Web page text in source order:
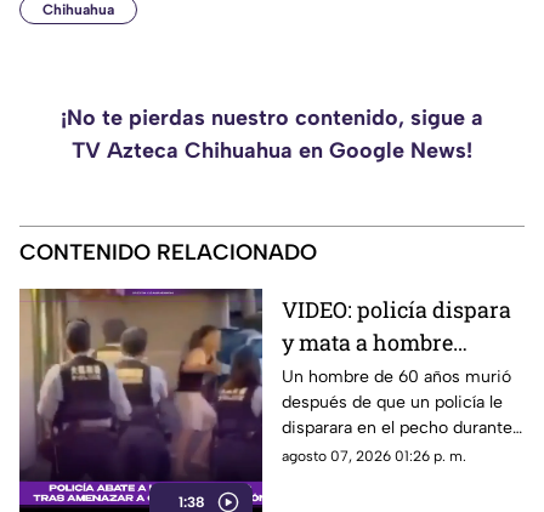
Chihuahua
¡No te pierdas nuestro contenido, sigue a
TV Azteca Chihuahua en Google News!
CONTENIDO RELACIONADO
1:38
VIDEO: policía dispara
y mata a hombre
armado con un
cuchillo en Japón
Un hombre de 60 años murió
después de que un policía le
disparara en el pecho durante
un operativo en Osaka.
agosto 07, 2026 01:26 p. m.